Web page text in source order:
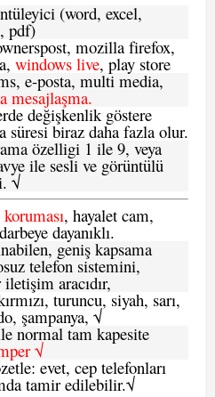
(word, excel,
pdf)
mozilla firefox,
windows live, play store
e-posta, multi media,
mesajlaşma.
değişkenlik göstere
süresi biraz daha fazla olur.
özelligi 1 ile 9, veya
ile sesli ve görüntülü
√
, hayalet cam,
dayanıklı.
geniş kapsama
telefon sistemini,
aracıdır,
turuncu, siyah, sarı,
şampanya, √
normal tam kapesite
√
evet, cep telefonları
tamir edilebilir.√